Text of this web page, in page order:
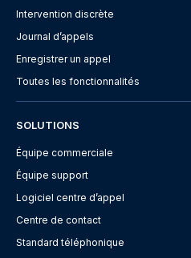
Intervention discrète
Journal d’appels
Enregistrer un appel
Toutes les fonctionnalités
SOLUTIONS
Équipe commerciale
Équipe support
Logiciel centre d’appel
Centre de contact
Standard téléphonique